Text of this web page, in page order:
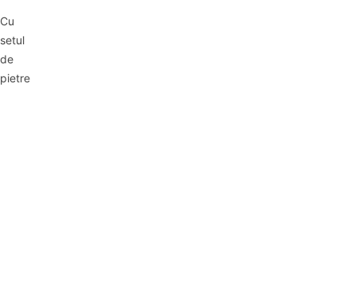
Cu
setul
de
pietre